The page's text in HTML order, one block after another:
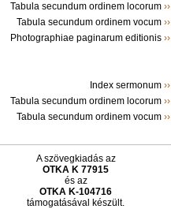
Tabula secundum ordinem locorum››
Tabula secundum ordinem vocum››
Photographiae paginarum editionis››
Index sermonum››
Tabula secundum ordinem locorum››
Tabula secundum ordinem vocum››
A szövegkiadás az
OTKA K 77915
és az
OTKA K-104716
támogatásával készült.